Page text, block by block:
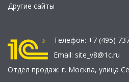
Другие сайты
Телефон: +7 (495)
Email: site_v8@1c.ru
Отдел продаж: г. Москва, улица